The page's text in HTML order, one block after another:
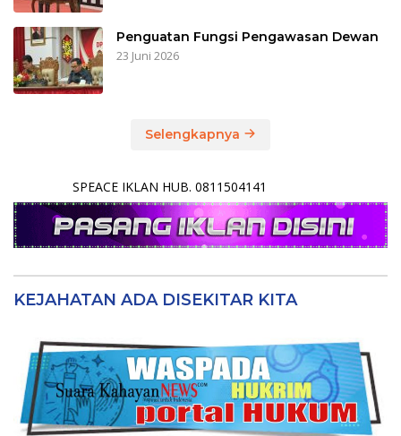
Penguatan Fungsi Pengawasan Dewan
23 Juni 2026
Selengkapnya
SPEACE IKLAN HUB. 0811504141
KEJAHATAN ADA DISEKITAR KITA